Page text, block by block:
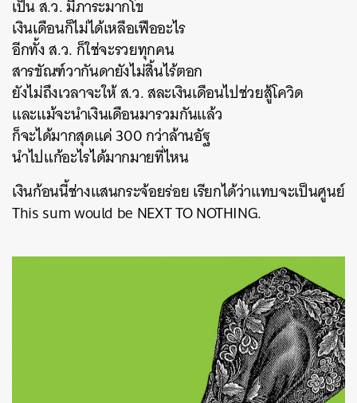
เป็น ส.ว. มีภาระมากโข
เงินเดือนก็ไม่ได้เหลือเฟืออะไร
อีกทั้ง ส.ว. ก็ใช่จะรวยทุกคน
สารขัณฑ์วากันดายังไม่สิ้นไร้ตอก
ยังไม่ถึงเวลาจะให้ ส.ว. สละเงินเดือนไปช่วยสู้โควิด
และแม้จะนำเงินเดือนมารวมกันแล้ว
ก็จะได้มากสุดแค่ 300 กว่าล้านอัฐ
นำไปแก้อะไรได้มากมายที่ไหน
เงินก้อนนี้ช่างแสนกระจ้อยร่อย เรียกได้ว่าแทบจะเป็นศูนย์
This sum would be NEXT TO NOTHING.